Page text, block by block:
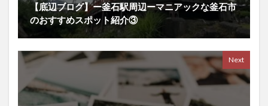
【底辺ブログ】ー釜石駅周辺ーマニアックな釜石市
のおすすめスポット紹介③
Next